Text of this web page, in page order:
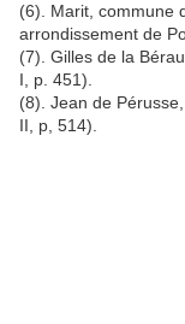
(6). Marit, commune
arrondissement de
(7). Gilles de la
I, p. 451).
(8). Jean de
II, p, 514).